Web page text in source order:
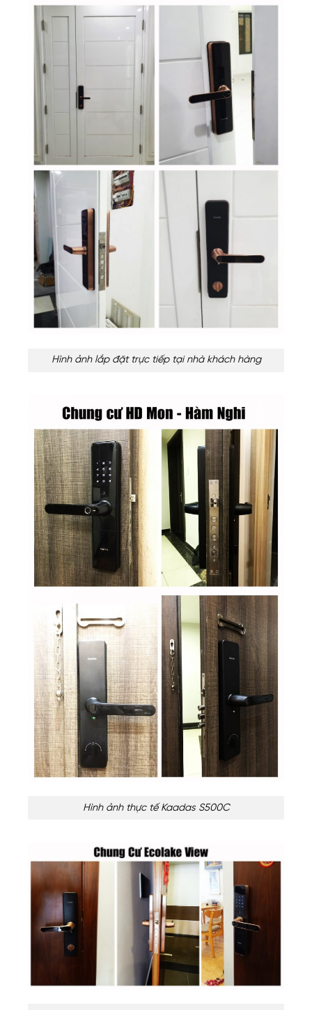
Hình ảnh lắp đặt trực tiếp tại nhà khách hàng
Hình ảnh thực tế Kaadas S500C